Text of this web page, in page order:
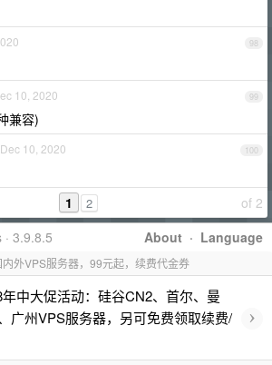
98
99
10, 2020
兼容)
100
Dec 10, 2020
of 2
1 2
About · Language
3.9.8.5
外VPS服务器，99元起，续费代金券
中大促活动：硅谷CN2、首尔、曼
广州VPS服务器，另可免费领取续费/
›